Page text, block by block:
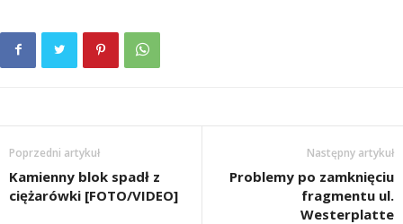
Poprzedni artykuł
Kamienny blok spadł z
ciężarówki [FOTO/VIDEO]
Następny artykuł
Problemy po zamknięciu
fragmentu ul.
Westerplatte